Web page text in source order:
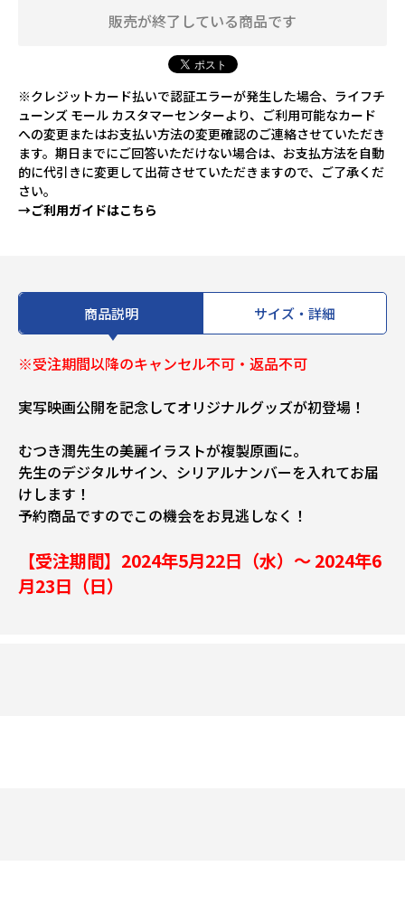
販売が終了している商品です
※クレジットカード払いで認証エラーが発生した場合、ライフチ
ューンズ モール カスタマーセンターより、ご利用可能なカード
への変更またはお支払い方法の変更確認のご連絡させていただき
ます。期日までにご回答いただけない場合は、お支払方法を自動
的に代引きに変更して出荷させていただきますので、ご了承くだ
さい。
→ご利用ガイドはこちら
商品説明 サイズ・詳細
※受注期間以降のキャンセル不可・返品不可
実写映画公開を記念してオリジナルグッズが初登場！
むつき潤先生の美麗イラストが複製原画に。
先生のデジタルサイン、シリアルナンバーを入れてお届
けします！
予約商品ですのでこの機会をお見逃しなく！
【受注期間】2024年5月22日（水）～ 2024年6
月23日（日）